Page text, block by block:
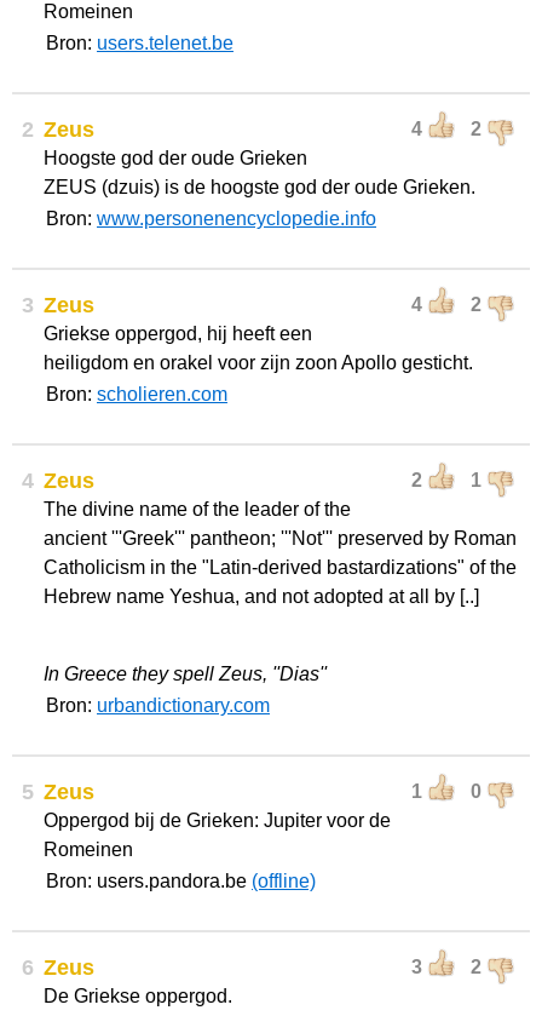
Romeinen
Bron: users.telenet.be
2 4 2
Zeus
Hoogste god der oude Grieken
ZEUS (dzuis) is de hoogste god der oude Grieken.
Bron: www.personenencyclopedie.info
3 4 2
Zeus
Griekse oppergod, hij heeft een
heiligdom en orakel voor zijn zoon Apollo gesticht.
Bron: scholieren.com
4 2 1
Zeus
The divine name of the leader of the
ancient '''Greek''' pantheon; '''Not''' preserved by Roman
Catholicism in the "Latin-derived bastardizations" of the
Hebrew name Yeshua, and not adopted at all by [..]
In Greece they spell Zeus, ''Dias''
Bron: urbandictionary.com
5 1 0
Zeus
Oppergod bij de Grieken: Jupiter voor de
Romeinen
Bron: users.pandora.be (offline)
6 3 2
Zeus
De Griekse oppergod.